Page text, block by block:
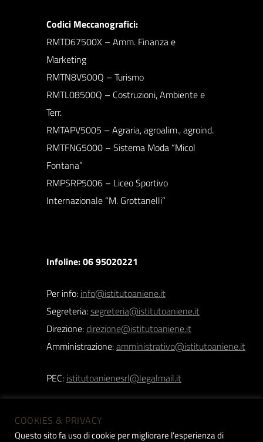
Codici Meccanografici:
RMTD67500X – Amm. Finanza e
Marketing
RMTN8V500Q – Turismo
RMTL08500Q – Costruzioni, Ambiente e
Terr.
RMTAPV5005 – Agraria, agroalim., agroind.
RMTFNG5000 – Sistema Moda “Micol
Fontana”
RMPSRP5006 – Liceo Sportivo
Internazionale “M. Grottanelli”
Infoline: 06 95020221
Per info: info@istitutoaniene.it
Segreteria:segreteria@istitutoaniene.it
Direzione: direzione@istitutoaniene.it
Amministrazione:amministrativo@istitutoaniene.it
PEC: istitutoanienesrl@legalmail.it
COOKIES & PRIVACY
Questo sito fa uso di cookie per migliorare l’esperienza di